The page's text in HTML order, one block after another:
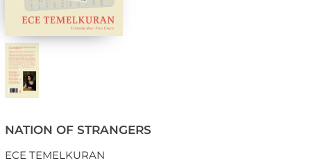
NATION OF STRANGERS
ECE TEMELKURAN